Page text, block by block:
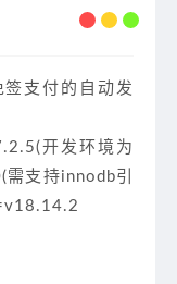
签支付的自动发
开发环境为
支持innodb引